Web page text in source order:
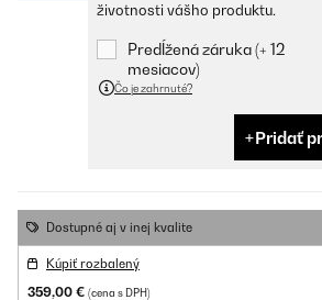
životnosti vášho produktu.
Predĺžená záruka (+ 12
mesiacov)
Čo je zahrnuté?
Pridať
Dostupné aj v inej kvalite
Kúpiť rozbalený
359,00 € (cena s DPH)